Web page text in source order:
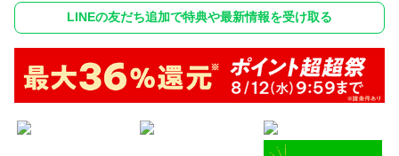
LINEの友だち追加で特典や最新情報を受け取る